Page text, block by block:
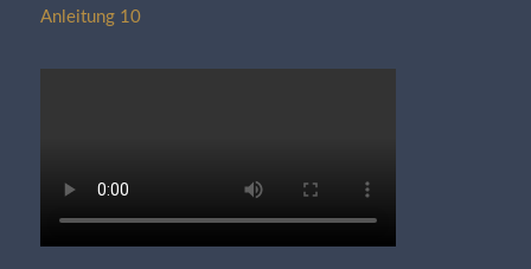
Anleitung 10